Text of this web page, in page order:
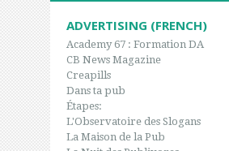
ADVERTISING (FRENCH)
Academy 67 : Formation DA
CB News Magazine
Creapills
Dans ta pub
Étapes:
L'Observatoire des Slogans
La Maison de la Pub